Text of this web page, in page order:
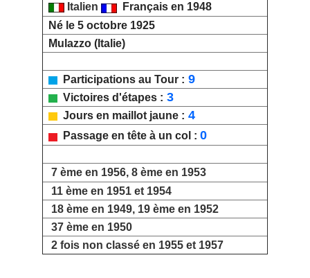
Italien
Français en 1948
Né le 5 octobre 1925
Mulazzo (Italie)
Participations au Tour : 9
Victoires d'étapes : 3
Jours en maillot jaune : 4
Passage en tête à un col : 0
7 ème en 1956, 8 ème en 1953
11 ème en 1951 et 1954
18 ème en 1949, 19 ème en 1952
37 ème en 1950
2 fois non classé en 1955 et 1957